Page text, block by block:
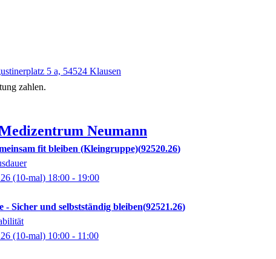
5 a, 54524 Klausen
zahlen.
Neumann
fit bleiben (Kleingruppe) 92520.26
(10-mal) 18:00 - 19:00
- Sicher und selbstständig bleiben 92521.26
(10-mal) 10:00 - 11:00